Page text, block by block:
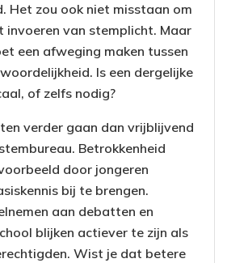
Het zou ook niet misstaan om
invoeren van stemplicht. Maar
een afweging maken tussen
Is een dergelijke
of zelfs nodig?
verder gaan dan vrijblijvend
Betrokkenheid
door jongeren
bij te brengen.
aan debatten en
blijken actiever te zijn als
Wist je dat betere